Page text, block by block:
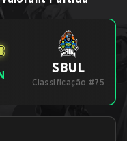
S8UL
Classificação #75